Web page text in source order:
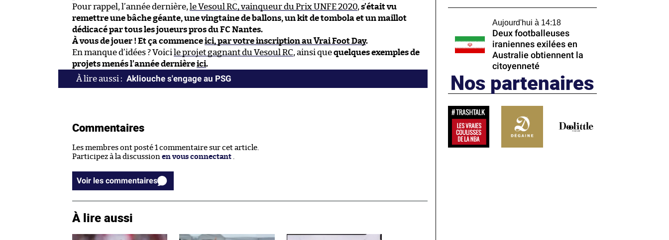
Pour rappel, l’année dernière, le Vesoul RC, vainqueur du Prix UNFE 2020, s’était vu
remettre une bâche géante, une vingtaine de ballons, un kit de tombola et un maillot
dédicacé par tous les joueurs pros du FC Nantes.
À vous de jouer ! Et ça commenceici, par votre inscription au Vrai Foot Day.
En manque d’idées ? Voici le projet gagnant du Vesoul RC, ainsi quequelques exemples de
projets menés l’année dernièreici.
Akliouche s'engage au PSG
Commentaires
Les membres ont posté 1 commentaire sur cet article.
Participez à la discussion en vous connectant
Voir les commentaires
À lire aussi
Aujourd'hui à 14:18
Deux footballeuses
iraniennes exilées en
Australie obtiennent la
citoyenneté
Nos partenaires